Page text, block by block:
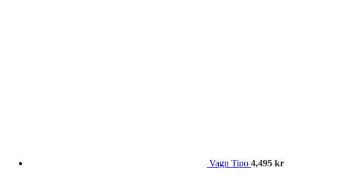
Vagn Tipo 4,495 kr